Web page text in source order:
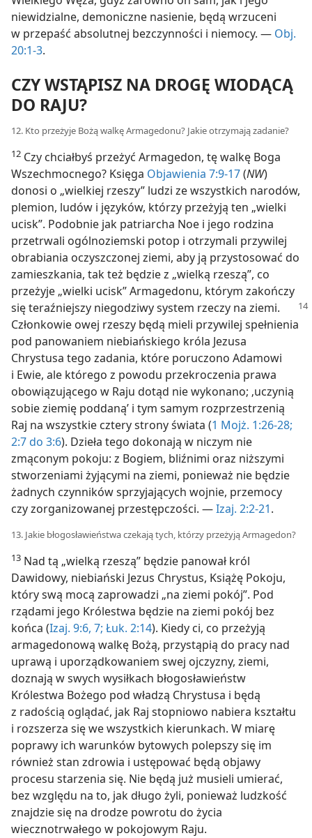
niewidzialne, demoniczne nasienie, będą wrzuceni
w przepaść absolutnej bezczynności i niemocy. — Obj.
20:1-3.
CZY WSTĄPISZ NA DROGĘ WIODĄCĄ
DO RAJU?
12. Kto przeżyje Bożą walkę Armagedonu? Jakie otrzymają zadanie?
12 Czy chciałbyś przeżyć Armagedon, tę walkę Boga
Wszechmocnego? Księga Objawienia 7:9-17(NW)
donosi o „wielkiej rzeszy” ludzi ze wszystkich narodów,
plemion, ludów i języków, którzy przeżyją ten „wielki
ucisk”. Podobnie jak patriarcha Noe i jego rodzina
przetrwali ogólnoziemski potop i otrzymali przywilej
obrabiania oczyszczonej ziemi, aby ją przystosować do
zamieszkania, tak też będzie z „wielką rzeszą”, co
przeżyje „wielki ucisk” Armagedonu, którym zakończy
się teraźniejszy niegodziwy system rzeczy na ziemi.
Członkowie owej rzeszy będą mieli przywilej spełnienia
pod panowaniem niebiańskiego króla Jezusa
Chrystusa tego zadania, które poruczono Adamowi
i Ewie, ale którego z powodu przekroczenia prawa
obowiązującego w Raju dotąd nie wykonano; ‚uczynią
sobie ziemię poddaną’ i tym samym rozprzestrzenią
Raj na wszystkie cztery strony świata (1 Mojż. 1:26-28;
2:7 do 3:6). Dzieła tego dokonają w niczym nie
zmąconym pokoju: z Bogiem, bliźnimi oraz niższymi
stworzeniami żyjącymi na ziemi, ponieważ nie będzie
żadnych czynników sprzyjających wojnie, przemocy
czy zorganizowanej przestępczości. —Izaj. 2:2-21.
13. Jakie błogosławieństwa czekają tych, którzy przeżyją Armagedon?
13 Nad tą „wielką rzeszą” będzie panował król
Dawidowy, niebiański Jezus Chrystus, Książę Pokoju,
który swą mocą zaprowadzi „na ziemi pokój”. Pod
rządami jego Królestwa będzie na ziemi pokój bez
końca (Izaj. 9:6, 7; Łuk. 2:14). Kiedy ci, co przeżyją
armagedonową walkę Bożą, przystąpią do pracy nad
uprawą i uporządkowaniem swej ojczyzny, ziemi,
doznają w swych wysiłkach błogosławieństw
Królestwa Bożego pod władzą Chrystusa i będą
z radością oglądać, jak Raj stopniowo nabiera kształtu
i rozszerza się we wszystkich kierunkach. W miarę
poprawy ich warunków bytowych polepszy się im
również stan zdrowia i ustępować będą objawy
procesu starzenia się. Nie będą już musieli umierać,
bez względu na to, jak długo żyli, ponieważ ludzkość
znajdzie się na drodze powrotu do życia
wiecznotrwałego w pokojowym Raju.